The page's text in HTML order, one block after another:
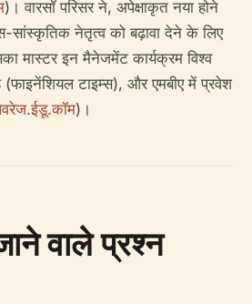
)। वारसॉ परिसर ने, अपेक्षाकृत नया होने
सांस्कृतिक नेतृत्व को बढ़ावा देने के लिए
मास्टर इन मैनेजमेंट कार्यक्रम विश्व
(फाइनेंशियल टाइम्स), और एमबीए में प्रवेश
)।
वाले प्रश्न